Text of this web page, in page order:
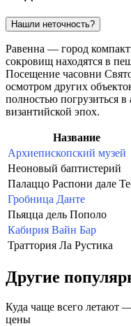
Нашли неточность?
Равенна — город
сокровищ находятся в
Посещение часовни
осмотром других
полностью погрузиться
византийской эпох.
Название
Архиепископский музей
Неоновый баптистерий
Палаццо Распони дале
Гробница Данте
Пьяцца дель Пополо
Кабирия Вайн Бар
Траттория Ла Рустика
Другие
Куда чаще всего летают
цены